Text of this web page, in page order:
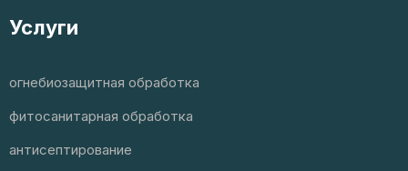
Услуги
огнебиозащитная обработка
фитосанитарная обработка
антисептирование